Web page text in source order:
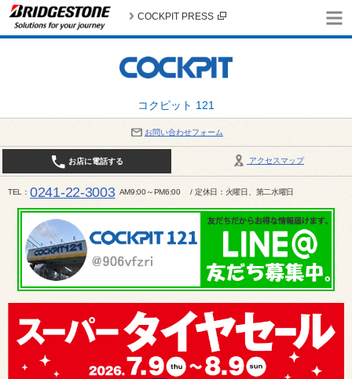
コクピット 121
COCKPIT PRESS
お問い合わせフォーム
アクセスマップ
お店に電話する
TEL 0241-22-3003 AM9:00～PM6:00 / 定休日：火曜日、第二水曜日